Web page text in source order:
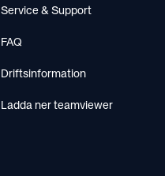
Service & Support
FAQ
Driftsinformation
Ladda ner teamviewer